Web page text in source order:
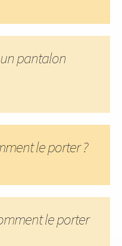
un pantalon
le porter ?
le porter